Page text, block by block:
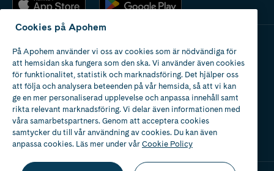
Apotek med tillstånd
av Läkemedelsverket
Cookies på Apohem
På Apohem använder vi oss av cookies som är nödvändiga för
att hemsidan ska fungera som den ska. Vi använder även cookies
för funktionalitet, statistik och marknadsföring. Det hjälper oss
att följa och analysera beteenden på vår hemsida, så att vi kan
ge en mer personaliserad upplevelse och anpassa innehåll samt
rikta relevant marknadsföring. Vi delar även informationen med
våra samarbetspartners. Genom att acceptera cookies
samtycker du till vår användning av cookies. Du kan även
anpassa cookies. Läs mer under vårCookie Policy